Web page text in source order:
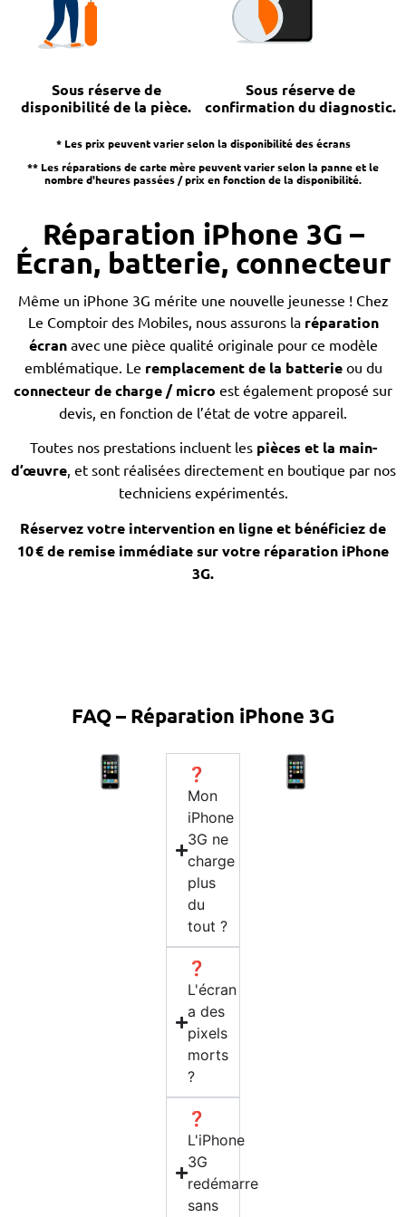
Sous réserve de
disponibilité de la pièce.
Sous réserve de
confirmation du diagnostic.
* Les prix peuvent varier selon la disponibilité des écrans
** Les réparations de carte mère peuvent varier selon la panne et le
nombre d'heures passées / prix en fonction de la disponibilité.
Réparation iPhone 3G –
Écran, batterie, connecteur
Même un iPhone 3G mérite une nouvelle jeunesse ! Chez
Le Comptoir des Mobiles, nous assurons la réparation
écranavec une pièce qualité originale pour ce modèle
emblématique. Le remplacement de la batterieou du
connecteur de charge / micro est également proposé sur
devis, en fonction de l’état de votre appareil.
Toutes nos prestations incluent les pièces et la main-
d’œuvre, et sont réalisées directement en boutique par nos
techniciens expérimentés.
Réservez votre intervention en ligne et bénéficiez de
10 € de remise immédiate sur votre réparation iPhone
3G.
FAQ – Réparation iPhone 3G
❓
Mon
iPhone
3G ne
charge
plus
du
tout ?
❓
L'écran
a des
pixels
morts
?
❓
L'iPhone
3G
redémarre
sans